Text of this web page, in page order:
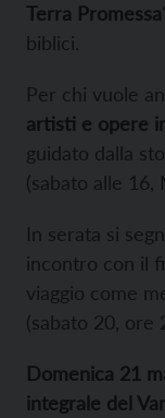
Terra Promessa
biblici.
Per chi vuole
artisti e opere
guidato dalla
(sabato alle 16,
In serata si
incontro con il
viaggio come
(sabato 20, ore
Domenica 21
integrale del